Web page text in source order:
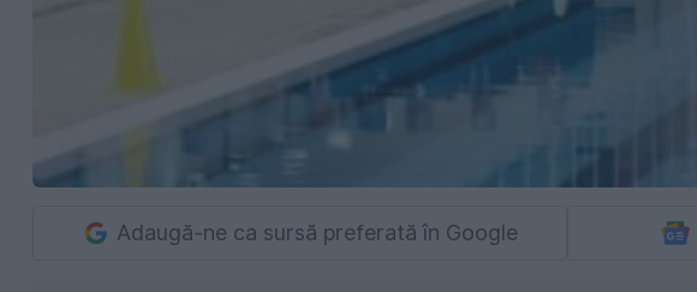
Adaugă-ne ca sursă preferată în Google